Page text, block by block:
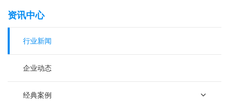
资讯中心
行业新闻
企业动态
经典案例